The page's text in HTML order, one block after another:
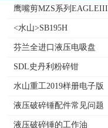
鹰嘴剪MZS系列EAGLEIII
<水山>SB195H
芬兰全进口液压电吸盘
SDL史丹利粉碎钳
水山重工2019样册电子版
液压破碎锤配件常见问题
液压破碎锤的工作油